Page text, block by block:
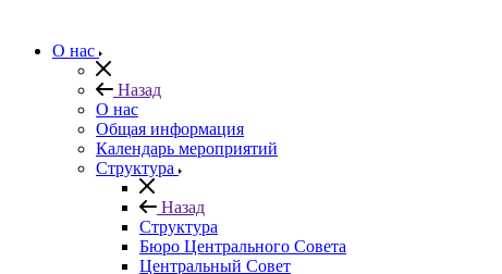
О нас
Назад
О нас
Общая информация
Календарь мероприятий
Структура
Назад
Структура
Бюро Центрального Совета
Центральный Совет